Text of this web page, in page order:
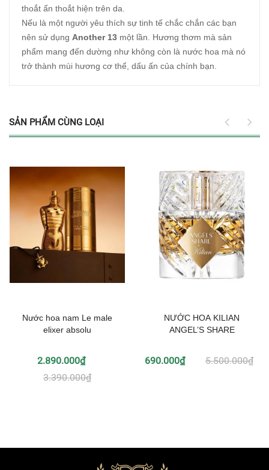
thoắt ẩn thoắt hiện trên da.
Nếu là một người yêu thích sự tinh tế chắc chắn các bạn
nên sử dụng Another 13 một lần. Hương thơm mà sản
phẩm mang đến dường như không còn là nước hoa mà nó
trở thành mùi hương cơ thể, dấu ấn của chính bạn.
SẢN PHẨM CÙNG LOẠI
Nước hoa nam Le male
elixer absolu
2.890.000₫
3.390.000₫
NƯỚC HOA KILIAN
ANGEL’S SHARE
690.000₫ 5.500.000₫